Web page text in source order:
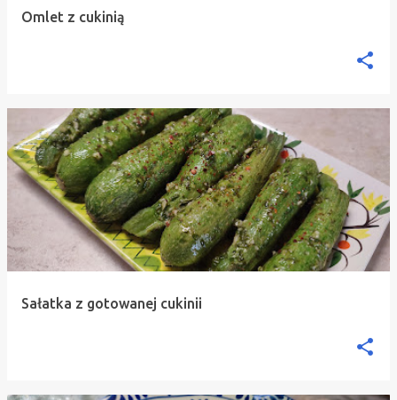
Omlet z cukinią
Sałatka z gotowanej cukinii